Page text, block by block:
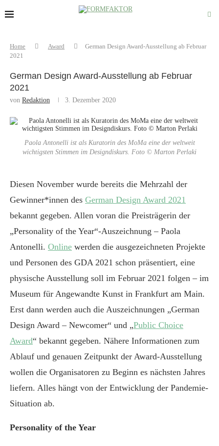
Home Award
German Design Award-Ausstellung ab Februar
2021
German Design Award-Ausstellung ab Februar
2021
von Redaktion 3. Dezember 2020
Paola Antonelli ist als Kuratorin des MoMa eine der weltweit
wichtigsten Stimmen im Designdiskurs. Foto © Marton Perlaki
Diesen November wurde bereits die Mehrzahl der
Gewinner*innen des German Design Award 2021
bekannt gegeben. Allen voran die Preisträgerin der
„Personality of the Year“-Auszeichnung – Paola
Antonelli. Online werden die ausgezeichneten Projekte
und Personen des GDA 2021 schon präsentiert, eine
physische Ausstellung soll im Februar 2021 folgen – im
Museum für Angewandte Kunst in Frankfurt am Main.
Erst dann werden auch die Auszeichnungen „German
Design Award – Newcomer“ und „Public Choice
Award“ bekannt gegeben. Nähere Informationen zum
Ablauf und genauen Zeitpunkt der Award-Ausstellung
wollen die Organisatoren zu Beginn es nächsten Jahres
liefern. Alles hängt von der Entwicklung der Pandemie-
Situation ab.
Personality of the Year